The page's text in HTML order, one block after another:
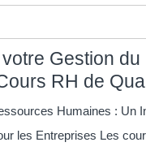
Gestion du
RH de
Humaines : Un
les Entreprises Les